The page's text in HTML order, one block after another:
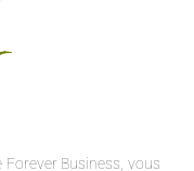
Business, vous